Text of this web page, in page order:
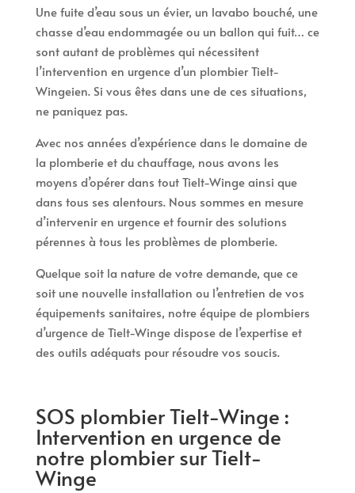
Une fuite d’eau sous un évier, un lavabo bouché, une
chasse d’eau endommagée ou un ballon qui fuit… ce
sont autant de problèmes qui nécessitent
l’intervention en urgence d’un plombier Tielt-
Wingeien. Si vous êtes dans une de ces situations,
ne paniquez pas.
Avec nos années d’expérience dans le domaine de
la plomberie et du chauffage, nous avons les
moyens d’opérer dans tout Tielt-Winge ainsi que
dans tous ses alentours. Nous sommes en mesure
d’intervenir en urgence et fournir des solutions
pérennes à tous les problèmes de plomberie.
Quelque soit la nature de votre demande, que ce
soit une nouvelle installation ou l’entretien de vos
équipements sanitaires, notre équipe de plombiers
d’urgence de Tielt-Winge dispose de l’expertise et
des outils adéquats pour résoudre vos soucis.
SOS plombier Tielt-Winge :
Intervention en urgence de
notre plombier sur Tielt-
Winge